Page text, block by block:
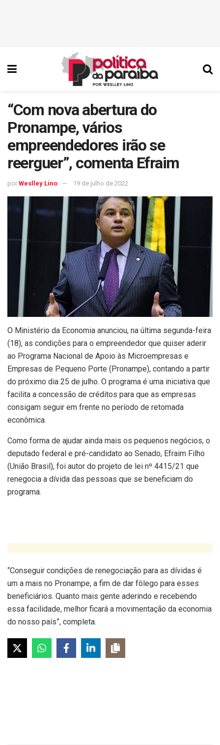
“Com nova abertura do
Pronampe, vários
empreendedores irão se
reerguer”, comenta Efraim
por Weslley Lino 19 de julho de 2022
O Ministério da Economia anunciou, na última segunda-feira
(18), as condições para o empreendedor que quiser aderir
ao Programa Nacional de Apoio às Microempresas e
Empresas de Pequeno Porte (Pronampe), contando a partir
do próximo dia 25 de julho. O programa é uma iniciativa que
facilita a concessão de créditos para que as empresas
consigam seguir em frente no período de retomada
econômica.
Como forma de ajudar ainda mais os pequenos negócios, o
deputado federal e pré-candidato ao Senado, Efraim Filho
(União Brasil), foi autor do projeto de lei nº 4415/21 que
renegocia a dívida das pessoas que se beneficiam do
programa.
“Conseguir condições de renegociação para as dívidas é
um a mais no Pronampe, a fim de dar fôlego para esses
beneficiários. Quanto mais gente aderindo e recebendo
essa facilidade, melhor ficará a movimentação da economia
do nosso país”, completa.